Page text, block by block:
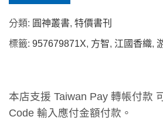
分類: 圓神叢書, 特價書刊
標籤: 957679871X, 方智, 江國香織,
本店支援 Taiwan Pay 轉帳付款
Code 輸入應付金額付款。